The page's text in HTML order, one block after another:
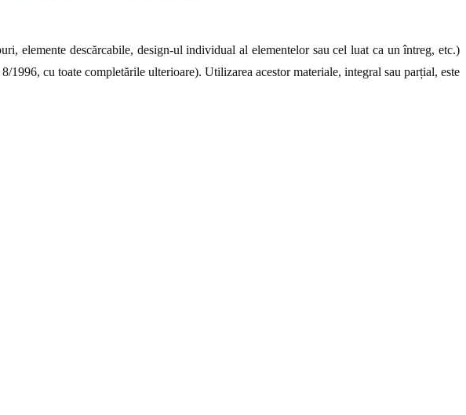
elemente descărcabile, design-ul individual al elementelor sau cel luat ca un întreg, etc.)
cu toate completările ulterioare). Utilizarea acestor materiale, integral sau parțial, este